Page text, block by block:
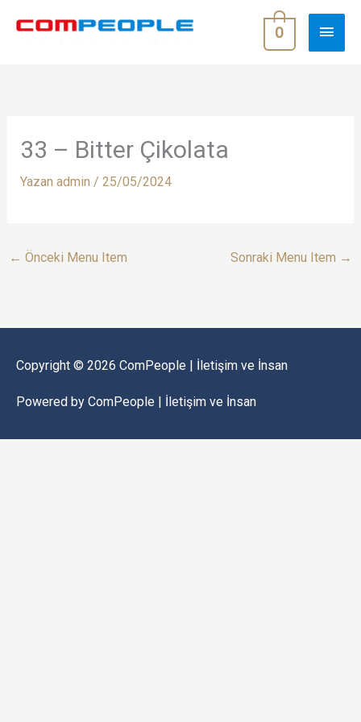
atla
ANA
0
33 – Bitter Çikolata
Yazan admin / 25/05/2024
← Önceki Menu Item Sonraki Menu Item →
Copyright © 2026 ComPeople | İletişim ve İnsan
Powered by ComPeople | İletişim ve İnsan